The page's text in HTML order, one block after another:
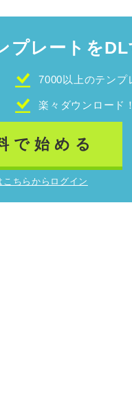
プレートをDL
7000以上のテンプ
楽々ダウンロード！
で始める
ちらからログイン